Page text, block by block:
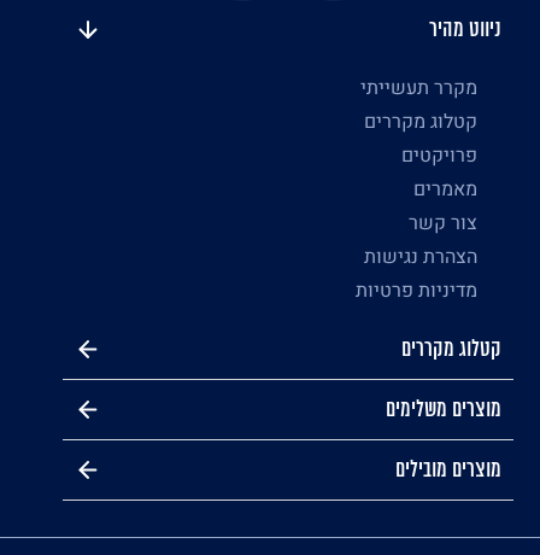
ניווט מהיר
מקרר תעשייתי
קטלוג מקררים
פרויקטים
מאמרים
צור קשר
הצהרת נגישות
מדיניות פרטיות
קטלוג מקררים
מוצרים משלימים
מוצרים מובילים